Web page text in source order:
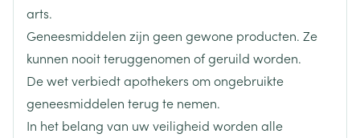
Diepte 12 mm
Behoud Kamertemperatuur (15°C - 25°C)
arts.
Geneesmiddelen zijn geen gewone producten. Ze
kunnen nooit teruggenomen of geruild worden.
De wet verbiedt apothekers om ongebruikte
geneesmiddelen terug te nemen.
In het belang van uw veiligheid worden alle